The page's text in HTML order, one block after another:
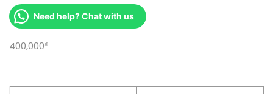
Need help? Chat with us
400,000₫